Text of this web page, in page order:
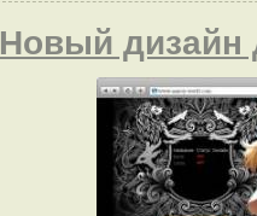
Новый дизайн